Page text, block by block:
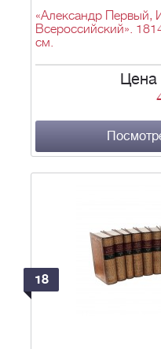
«Александр Первый,
Всероссийский».
см.
18